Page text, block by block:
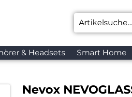
& Headsets Smart Home
Nevox